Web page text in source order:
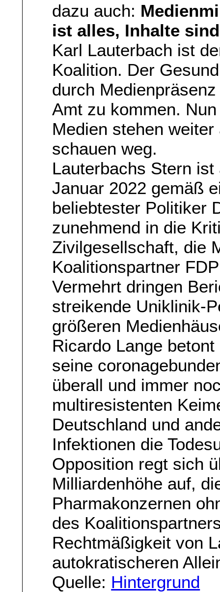
dazu auch:
ist alles, Inhalte
Karl Lauterbach ist
Koalition. Der
durch
Amt zu kommen.
Medien stehen
schauen weg.
Lauterbachs Stern
Januar 2022 gemäß
beliebtester Politiker
zunehmend in die
Zivilgesellschaft, die
Koalitionspartner
Vermehrt dringen
streikende Uniklinik-
größeren
Ricardo Lange
seine
überall und immer
multiresistenten
Deutschland und
Infektionen die
Opposition regt sich
Milliardenhöhe auf,
Pharmakonzernen
des
Rechtmäßigkeit von
autokratischeren
Quelle: Hintergrund